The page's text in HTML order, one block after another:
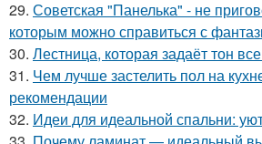
29. Советская "Панелька" - не
которым можно справиться с
30. Лестница, которая задаёт тон
31. Чем лучше застелить пол на
рекомендации
32. Идеи для идеальной спальни: